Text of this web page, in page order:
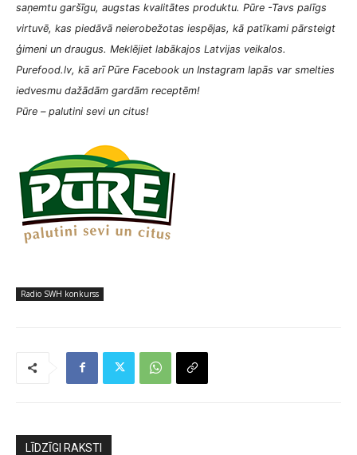
saņemtu garšīgu, augstas kvalitātes produktu. Pūre -Tavs palīgs
virtuvē, kas piedāvā neierobežotas iespējas, kā patīkami pārsteigt
ģimeni un draugus. Meklējiet labākajos Latvijas veikalos.
Purefood.lv, kā arī Pūre Facebook un Instagram lapās var smelties
iedvesmu dažādām gardām receptēm!
Pūre – palutini sevi un citus!
Radio SWH konkurss
LĪDZĪGI RAKSTI